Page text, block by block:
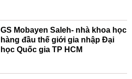
GS Mobayen Saleh- nhà khoa học
hàng đầu thế giới gia nhập Đại
học Quốc gia TP HCM